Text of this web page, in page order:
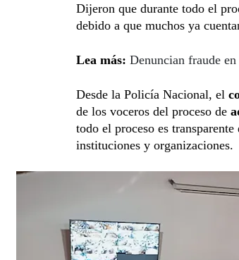
Dijeron que durante todo el
debido a que muchos ya
Lea más: Denuncian fraude
Desde la Policía Nacional, el
de los voceros del proceso de
todo el proceso es
instituciones y organizaciones.